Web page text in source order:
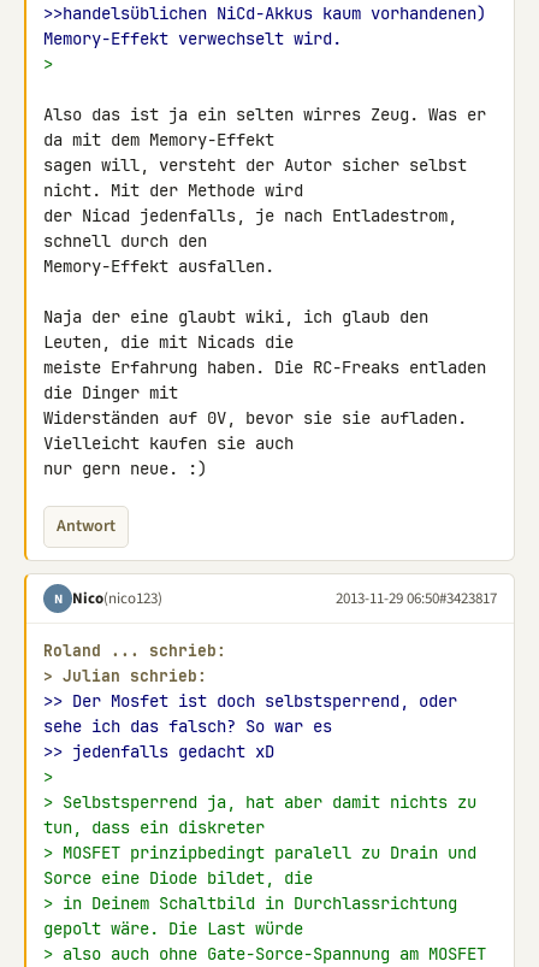
>>handelsüblichen NiCd-Akkus kaum vorhandenen)
Memory-Effekt verwechselt wird.
>
Also das ist ja ein selten wirres Zeug. Was er
da mit dem Memory-Effekt
sagen will, versteht der Autor sicher selbst
nicht. Mit der Methode wird
der Nicad jedenfalls, je nach Entladestrom,
schnell durch den
Memory-Effekt ausfallen.
Naja der eine glaubt wiki, ich glaub den
Leuten, die mit Nicads die
meiste Erfahrung haben. Die RC-Freaks entladen
die Dinger mit
Widerständen auf 0V, bevor sie sie aufladen.
Vielleicht kaufen sie auch
nur gern neue. :)
Antwort
N Nico(nico123) 2013-11-29 06:50#3423817
Roland ... schrieb:
> Julian schrieb:
>> Der Mosfet ist doch selbstsperrend, oder
sehe ich das falsch? So war es
>> jedenfalls gedacht xD
>
> Selbstsperrend ja, hat aber damit nichts zu
tun, dass ein diskreter
> MOSFET prinzipbedingt paralell zu Drain und
Sorce eine Diode bildet, die
> in Deinem Schaltbild in Durchlassrichtung
gepolt wäre. Die Last würde
> also auch ohne Gate-Sorce-Spannung am MOSFET